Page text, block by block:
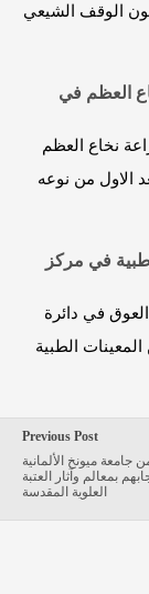
الوقف الشيعي
العظم في
نخاع العظم
الاول من نوعه
في مركز
في دائرة
الطبية
Previous Post
جامعة ميونخ الألمانية
بمعالم وآثار العتبة
العلوية المقدسة